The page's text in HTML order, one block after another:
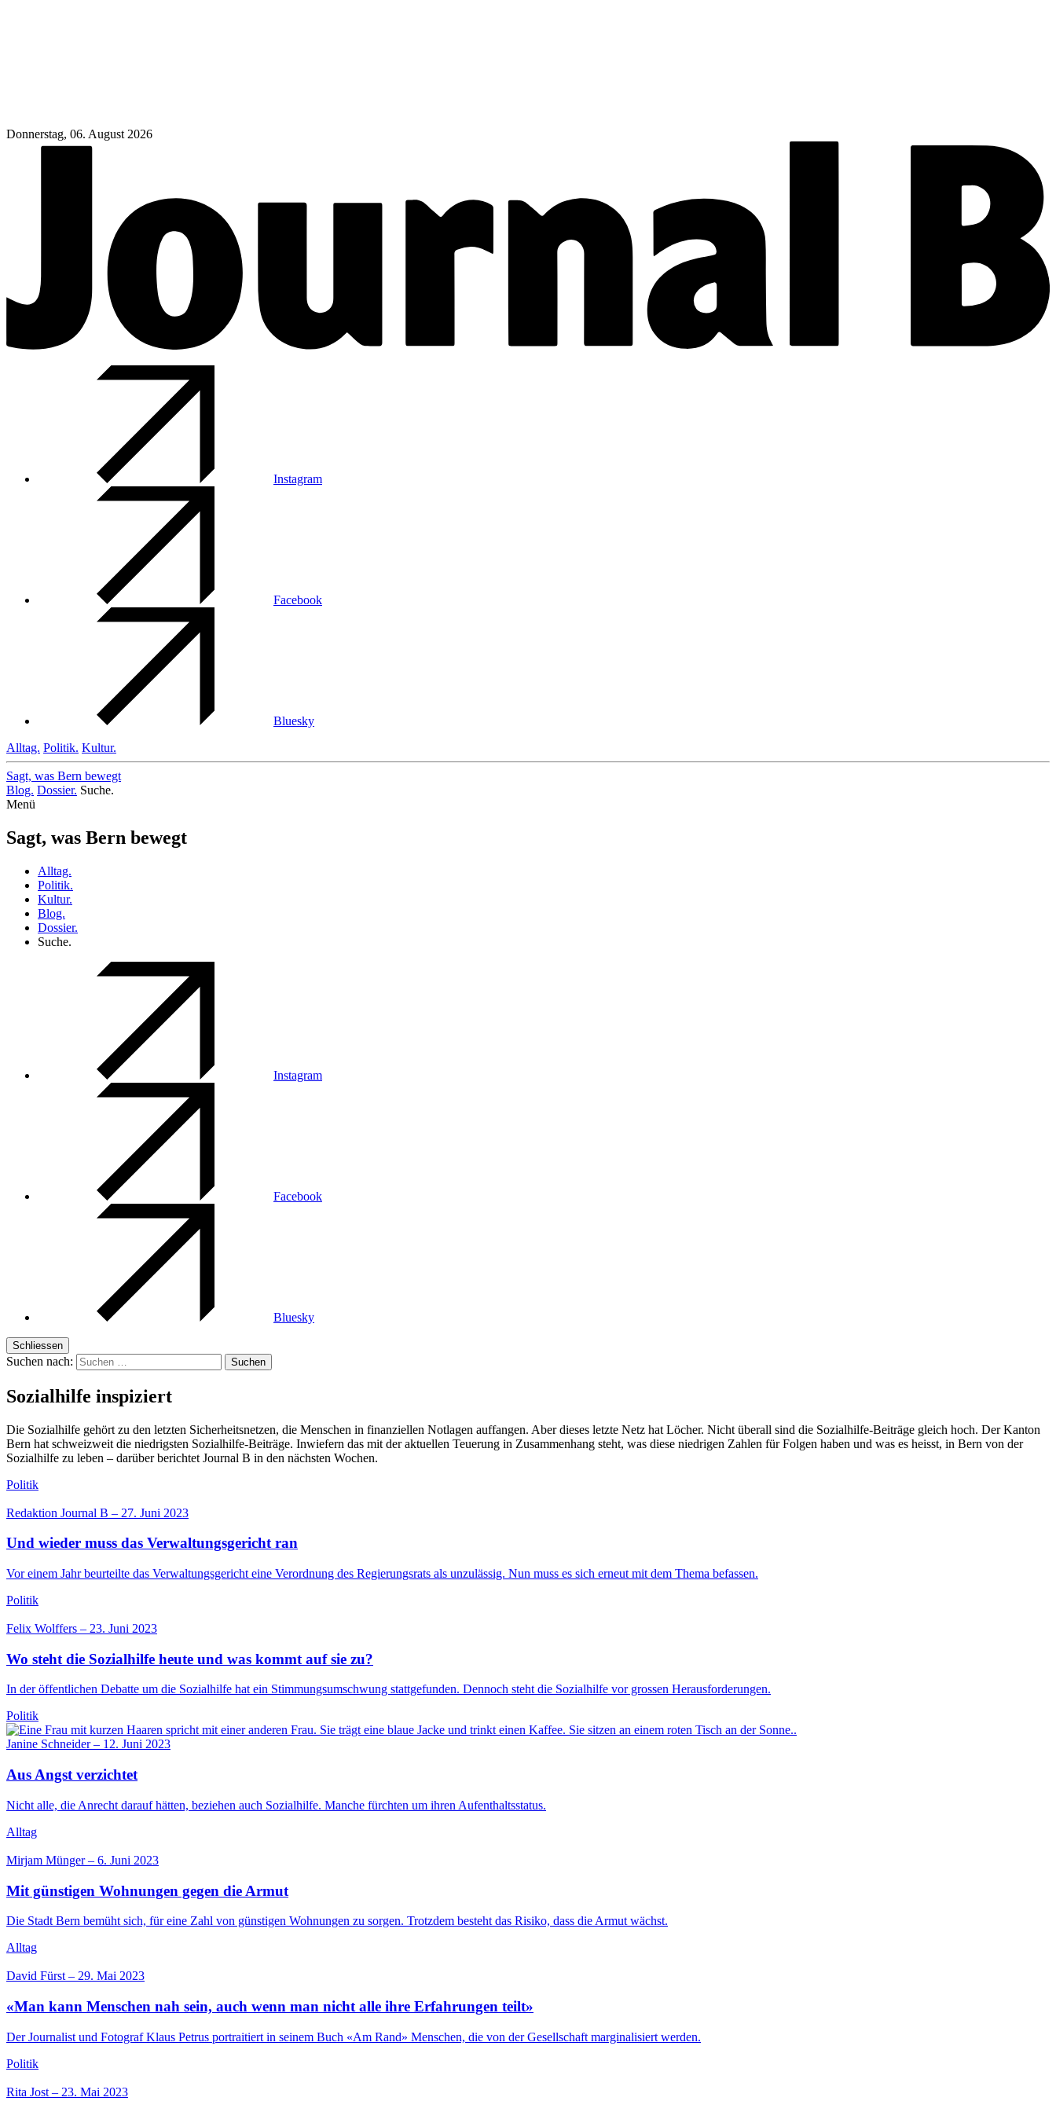
Donnerstag, 06. August 2026
Instagram
Facebook
Bluesky
Alltag. Politik. Kultur.
Sagt, was Bern bewegt
Blog. Dossier. Suche.
Menü
Sagt, was Bern bewegt
Alltag.
Politik.
Kultur.
Blog.
Dossier.
Suche.
Instagram
Facebook
Bluesky
Schliessen
Suchen nach:
Sozialhilfe inspiziert
Die Sozialhilfe gehört zu den letzten Sicherheitsnetzen, die Menschen in finanziellen Notlagen auffangen. Aber dieses letzte Netz hat Löcher. Nicht überall sind die Sozialhilfe-Beiträge gleich hoch. Der Kanton
Bern hat schweizweit die niedrigsten Sozialhilfe-Beiträge. Inwiefern das mit der aktuellen Teuerung in Zusammenhang steht, was diese niedrigen Zahlen für Folgen haben und was es heisst, in Bern von der
Sozialhilfe zu leben – darüber berichtet Journal B in den nächsten Wochen.
Politik
Redaktion Journal B – 27. Juni 2023
Und wieder muss das Verwaltungsgericht ran
Vor einem Jahr beurteilte das Verwaltungsgericht eine Verordnung des Regierungsrats als unzulässig. Nun muss es sich erneut mit dem Thema befassen.
Politik
Felix Wolffers – 23. Juni 2023
Wo steht die Sozialhilfe heute und was kommt auf sie zu?
In der öffentlichen Debatte um die Sozialhilfe hat ein Stimmungsumschwung stattgefunden. Dennoch steht die Sozialhilfe vor grossen Herausforderungen.
Politik
Janine Schneider– 12. Juni 2023
Aus Angst verzichtet
Nicht alle, die Anrecht darauf hätten, beziehen auch Sozialhilfe. Manche fürchten um ihren Aufenthaltsstatus.
Alltag
Mirjam Münger– 6. Juni 2023
Mit günstigen Wohnungen gegen die Armut
Die Stadt Bern bemüht sich, für eine Zahl von günstigen Wohnungen zu sorgen. Trotzdem besteht das Risiko, dass die Armut wächst.
Alltag
David Fürst – 29. Mai 2023
«Man kann Menschen nah sein, auch wenn man nicht alle ihre Erfahrungen teilt»
Der Journalist und Fotograf Klaus Petrus portraitiert in seinem Buch «Am Rand» Menschen, die von der Gesellschaft marginalisiert werden.
Politik
Rita Jost – 23. Mai 2023